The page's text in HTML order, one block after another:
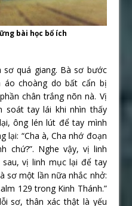
bài học bổ ích
quá giang. Bà sơ bước
choàng do bất cẩn bị
chân trắng nõn nà. Vị
soát tay lái khi nhìn thấy
ông lén lút để tay mình
lại: “Cha à, Cha nhớ đoạn
chứ?”. Nghe vậy, vị linh
vị linh mục lại để tay
sơ một lần nữa nhắc nhở:
129 trong Kinh Thánh.”
sơ, thân xác thật là yếu